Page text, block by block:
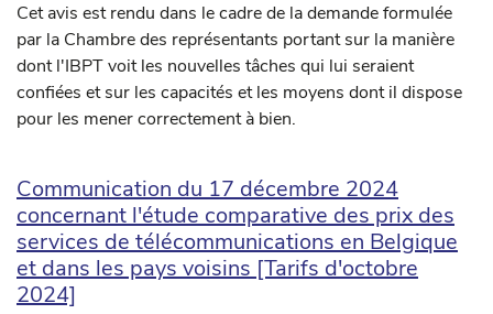
Cet avis est rendu dans le cadre de la demande formulée
par la Chambre des représentants portant sur la manière
dont l'IBPT voit les nouvelles tâches qui lui seraient
confiées et sur les capacités et les moyens dont il dispose
pour les mener correctement à bien.
Communication du 17 décembre 2024
concernant l'étude comparative des prix des
services de télécommunications en Belgique
et dans les pays voisins [Tarifs d'octobre
2024]